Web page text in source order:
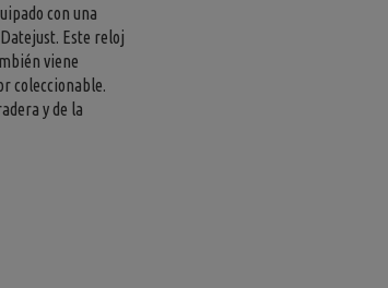
con una
Este reloj
viene
coleccionable.
y de la